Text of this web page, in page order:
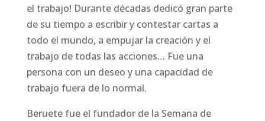
el trabajo! Durante décadas dedicó gran parte
de su tiempo a escribir y contestar cartas a
todo el mundo, a empujar la creación y el
trabajo de todas las acciones… Fue una
persona con un deseo y una capacidad de
trabajo fuera de lo normal.
Beruete fue el fundador de la Semana de